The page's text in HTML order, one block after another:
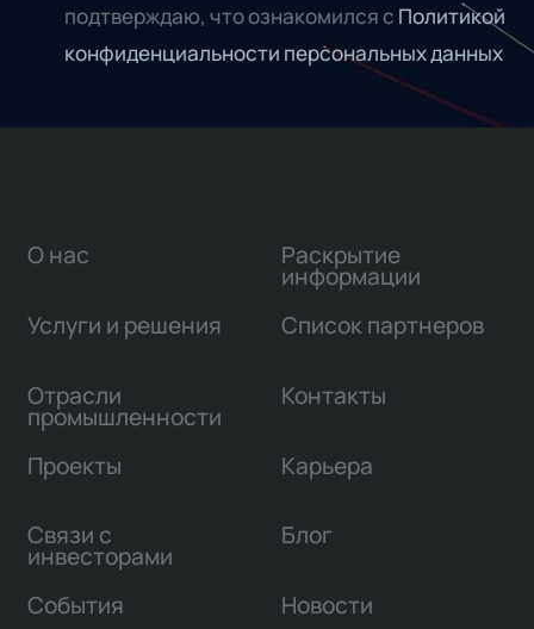
подтверждаю, что ознакомился с Политикой
конфиденциальности персональных данных
О нас
Услуги и решения
Отрасли
промышленности
Проекты
Связи с
инвесторами
Раскрытие
информации
Список партнеров
Контакты
Карьера
Блог
События Новости